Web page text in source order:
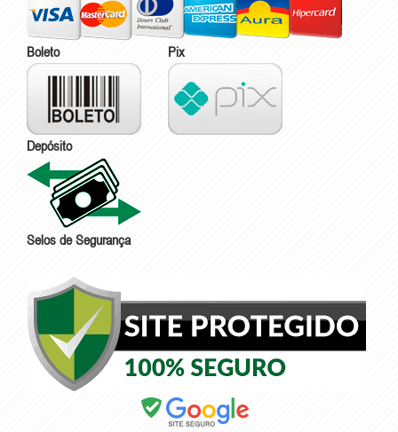
Boleto Pix
Depósito
Selos de Segurança